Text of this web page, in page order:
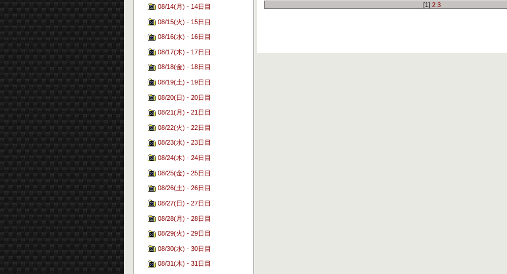
08/14(月) - 14日目
08/15(火) - 15日目
08/16(水) - 16日目
08/17(木) - 17日目
08/18(金) - 18日目
08/19(土) - 19日目
08/20(日) - 20日目
08/21(月) - 21日目
08/22(火) - 22日目
08/23(水) - 23日目
08/24(木) - 24日目
08/25(金) - 25日目
08/26(土) - 26日目
08/27(日) - 27日目
08/28(月) - 28日目
08/29(火) - 29日目
08/30(水) - 30日目
08/31(木) - 31日目
[1] 2 3